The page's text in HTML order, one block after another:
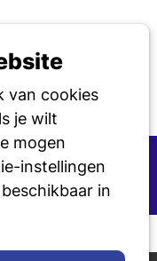
van cookies
je wilt
mogen
instellingen
in